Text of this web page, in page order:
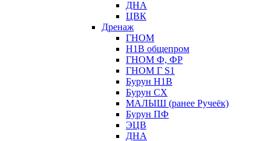
ДНА
ЦВК
Дренаж
ГНОМ
Н1В общепром
ГНОМ Ф, ФР
ГНОМ Г S1
Бурун Н1В
Бурун СХ
МАЛЫШ (ранее Ручеёк)
Бурун ПФ
ЭЦВ
ДНА